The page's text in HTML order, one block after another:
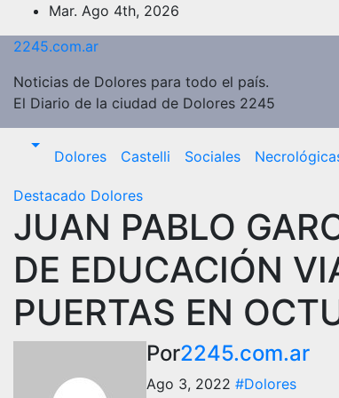
Saltar
al
contenido
Mar. Ago 4th, 2026
2245.com.ar
Noticias de Dolores para todo el país.
El Diario de la ciudad de Dolores 2245
Dolores Castelli Sociales
Destacado Dolores
JUAN PABLO
DE EDUCACIÓN
PUERTAS EN
Por2245.com.ar
Ago 3, 2022 #Dolores